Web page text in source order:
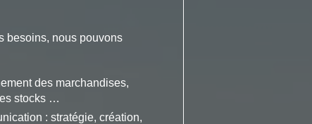
besoins, nous pouvons
des marchandises,
stocks …
: stratégie, création,